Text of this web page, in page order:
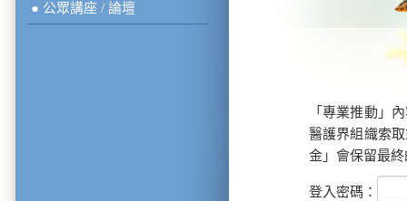
● 公眾講座 / 論壇
「專業推動」
醫護界組織索
金」會保留最
登入密碼：